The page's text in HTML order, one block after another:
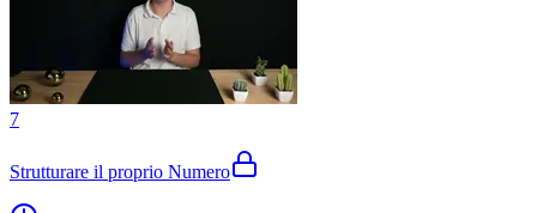
7
Strutturare il proprio Numero